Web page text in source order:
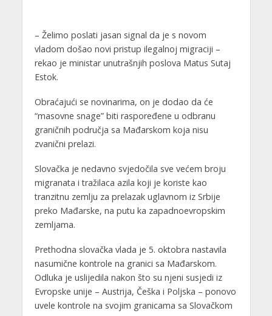
– Želimo poslati jasan signal da je s novom
vladom došao novi pristup ilegalnoj migraciji –
rekao je ministar unutrašnjih poslova Matus Sutaj
Estok.
Obraćajući se novinarima, on je dodao da će
“masovne snage” biti raspoređene u odbranu
graničnih područja sa Mađarskom koja nisu
zvanični prelazi.
Slovačka je nedavno svjedočila sve većem broju
migranata i tražilaca azila koji je koriste kao
tranzitnu zemlju za prelazak uglavnom iz Srbije
preko Mađarske, na putu ka zapadnoevropskim
zemljama.
Prethodna slovačka vlada je 5. oktobra nastavila
nasumične kontrole na granici sa Mađarskom.
Odluka je uslijedila nakon što su njeni susjedi iz
Evropske unije – Austrija, Češka i Poljska – ponovo
uvele kontrole na svojim granicama sa Slovačkom